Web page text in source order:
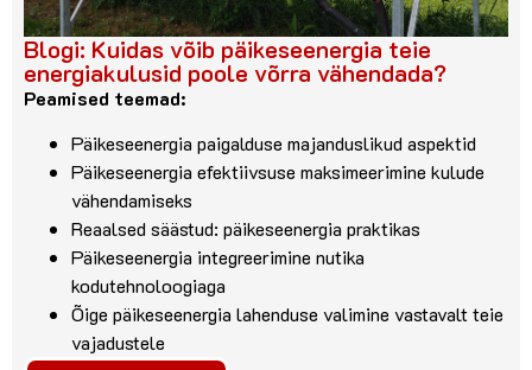
Blogi: Kuidas võib päikeseenergia teie
energiakulusid poole võrra vähendada?
Peamised teemad:
Päikeseenergia paigalduse majanduslikud aspektid
Päikeseenergia efektiivsuse maksimeerimine kulude
vähendamiseks
Reaalsed säästud: päikeseenergia praktikas
Päikeseenergia integreerimine nutika
kodutehnoloogiaga
Õige päikeseenergia lahenduse valimine vastavalt teie
vajadustele